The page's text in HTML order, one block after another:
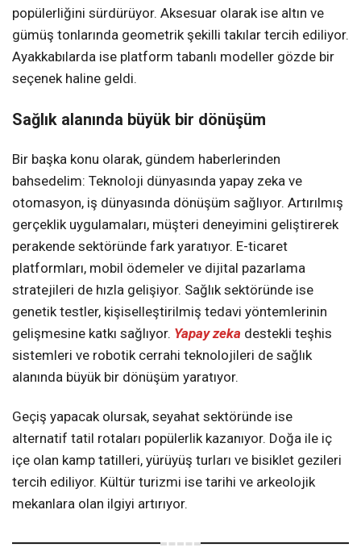
popülerliğini sürdürüyor. Aksesuar olarak ise altın ve
gümüş tonlarında geometrik şekilli takılar tercih ediliyor.
Ayakkabılarda ise platform tabanlı modeller gözde bir
seçenek haline geldi.
Sağlık alanında büyük bir dönüşüm
Bir başka konu olarak, gündem haberlerinden
bahsedelim: Teknoloji dünyasında yapay zeka ve
otomasyon, iş dünyasında dönüşüm sağlıyor. Artırılmış
gerçeklik uygulamaları, müşteri deneyimini geliştirerek
perakende sektöründe fark yaratıyor. E-ticaret
platformları, mobil ödemeler ve dijital pazarlama
stratejileri de hızla gelişiyor. Sağlık sektöründe ise
genetik testler, kişiselleştirilmiş tedavi yöntemlerinin
gelişmesine katkı sağlıyor. Yapay zeka destekli teşhis
sistemleri ve robotik cerrahi teknolojileri de sağlık
alanında büyük bir dönüşüm yaratıyor.
Geçiş yapacak olursak, seyahat sektöründe ise
alternatif tatil rotaları popülerlik kazanıyor. Doğa ile iç
içe olan kamp tatilleri, yürüyüş turları ve bisiklet gezileri
tercih ediliyor. Kültür turizmi ise tarihi ve arkeolojik
mekanlara olan ilgiyi artırıyor.